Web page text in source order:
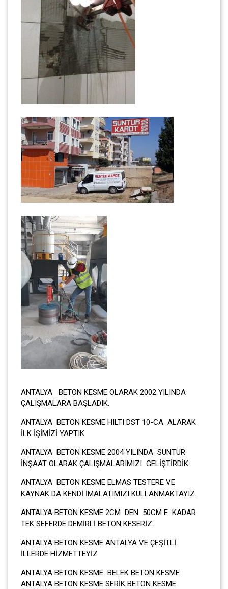
ANTALYA BETON KESME OLARAK 2002 YILINDA
ÇALIŞMALARA BAŞLADIK.
ANTALYA BETON KESME HILTI DST 10-CA ALARAK
İLK İŞİMİZİ YAPTIK.
ANTALYA BETON KESME 2004 YILINDA SUNTUR
İNŞAAT OLARAK ÇALIŞMALARIMIZI GELİŞTİRDİK.
ANTALYA BETON KESME ELMAS TESTERE VE
KAYNAK DA KENDİ İMALATIMIZI KULLANMAKTAYIZ.
ANTALYA BETON KESME 2CM DEN 50CM E KADAR
TEK SEFERDE DEMİRLİ BETON KESERİZ
ANTALYA BETON KESME ANTALYA VE ÇEŞİTLİ
İLLERDE HİZMETTEYİZ
ANTALYA BETON KESME BELEK BETON KESME
ANTALYA BETON KESME SERİK BETON KESME